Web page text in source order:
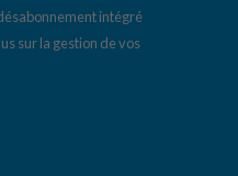
intégré
sur la gestion de vos